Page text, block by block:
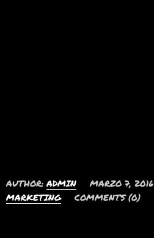
AUTHOR:ADMIN MARZO 7, 2016
MARKETING
COMMENTS (0)